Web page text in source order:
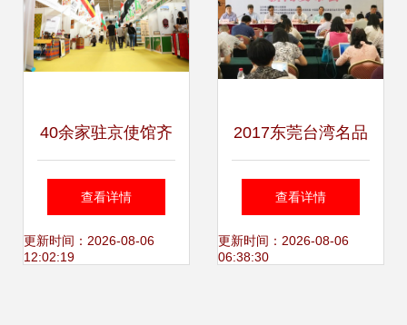
40余家驻京使馆齐
聚文博会，共筑文
化交流新篇章
查看详情
更新时间：2026-08-06
12:02:19
2017东莞台湾名品
博览会 打造两岸经
贸合作新平台
查看详情
更新时间：2026-08-06
06:38:30